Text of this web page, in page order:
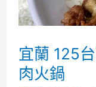
宜蘭 125
肉火鍋